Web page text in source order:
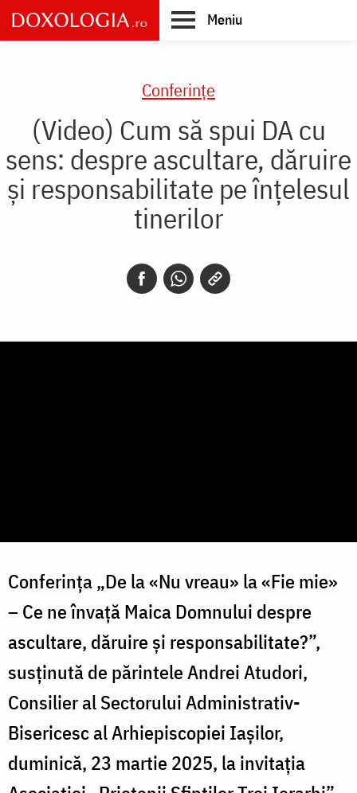
Skip
to
main
Meniu
Conferințe
(Video) Cum să spui DA cu
sens: despre ascultare, dăruire
și responsabilitate pe înțelesul
tinerilor
Conferința „De la «Nu vreau» la «Fie mie»
– Ce ne învață Maica Domnului despre
ascultare, dăruire și responsabilitate?”,
susținută de părintele Andrei Atudori,
Consilier al Sectorului Administrativ-
Bisericesc al Arhiepiscopiei Iașilor,
duminică, 23 martie 2025, la invitația